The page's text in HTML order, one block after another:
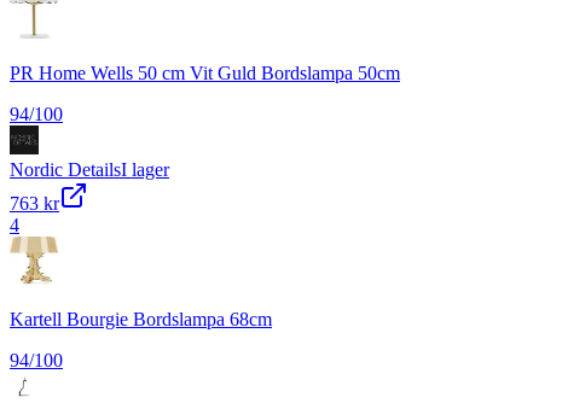
PR Home Wells 50 cm Vit Guld Bordslampa 50cm
94/100
Nordic DetailsI lager
763 kr
4
Kartell Bourgie Bordslampa 68cm
94/100